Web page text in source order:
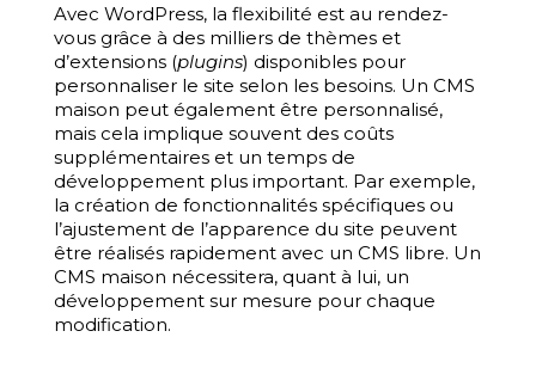
Avec WordPress, la flexibilité est au rendez-
vous grâce à des milliers de thèmes et
d’extensions (plugins) disponibles pour
personnaliser le site selon les besoins. Un CMS
maison peut également être personnalisé,
mais cela implique souvent des coûts
supplémentaires et un temps de
développement plus important. Par exemple,
la création de fonctionnalités spécifiques ou
l’ajustement de l’apparence du site peuvent
être réalisés rapidement avec un CMS libre. Un
CMS maison nécessitera, quant à lui, un
développement sur mesure pour chaque
modification.